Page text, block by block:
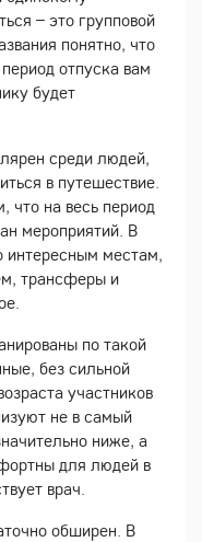
– это групповой
понятно, что
отпуска вам
будет
среди людей,
в путешествие.
что на весь период
мероприятий. В
интересным местам,
трансферы и
по такой
без сильной
участников
не в самый
ниже, а
для людей в
врач.
обширен. В